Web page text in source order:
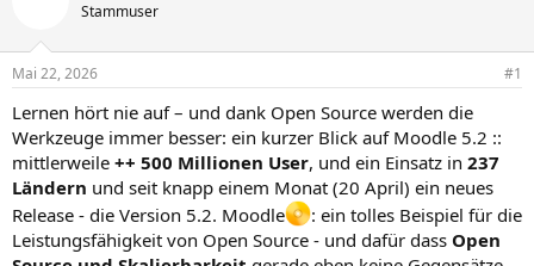
n
s
t
a
t
e
r
n
a
t
u
m
Stammuser
Mai 22, 2026 #1
Lernen hört nie auf – und dank Open Source werden die
Werkzeuge immer besser: ein kurzer Blick auf Moodle 5.2 ::
mittlerweile ++ 500 Millionen User, und ein Einsatz in 237
Ländern und seit knapp einem Monat (20 April) ein neues
Release - die Version 5.2. Moodle
: ein tolles Beispiel für die
Leistungsfähigkeit von Open Source - und dafür dass Open